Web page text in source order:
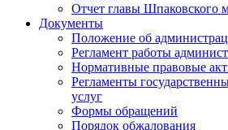
Отчет главы Шпаковского
Документы
Положение об
Регламент работы
Нормативные правовые
Регламенты
услуг
Формы обращений
Порядок обжалования